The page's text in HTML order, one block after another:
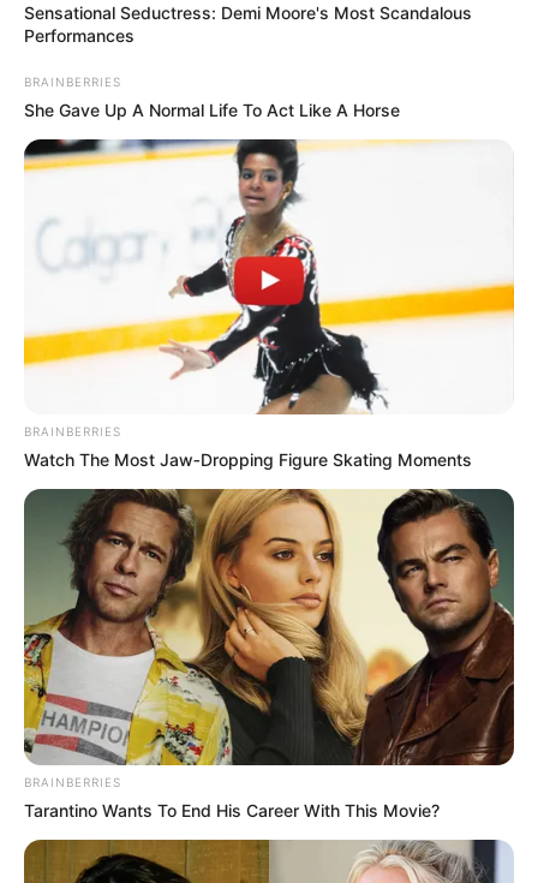
Sensational Seductress: Demi Moore's Most Scandalous
Performances
BRAINBERRIES
She Gave Up A Normal Life To Act Like A Horse
BRAINBERRIES
Watch The Most Jaw‑Dropping Figure Skating Moments
BRAINBERRIES
Tarantino Wants To End His Career With This Movie?